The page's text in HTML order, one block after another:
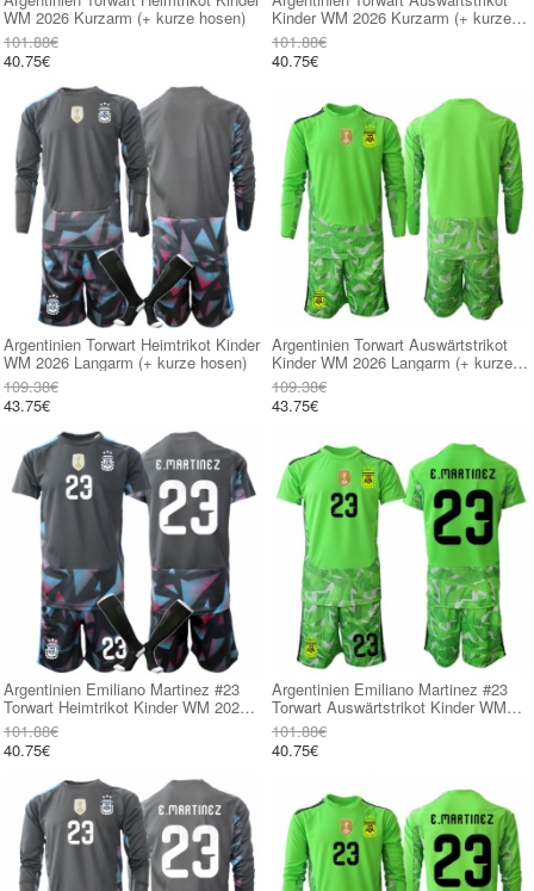
WM 2026 Kurzarm (+ kurze hosen)
101.88€
40.75€
Kinder WM 2026 Kurzarm (+ kurze
hosen)
101.88€
40.75€
Argentinien Torwart Heimtrikot Kinder
WM 2026 Langarm (+ kurze hosen)
109.38€
43.75€
Argentinien Torwart Auswärtstrikot
Kinder WM 2026 Langarm (+ kurze
hosen)
109.38€
43.75€
Argentinien Emiliano Martinez #23
Torwart Heimtrikot Kinder WM 2026
Kurzarm (+ kurze hosen)
101.88€
40.75€
Argentinien Emiliano Martinez #23
Torwart Auswärtstrikot Kinder WM
2026 Kurzarm (+ kurze hosen)
101.88€
40.75€